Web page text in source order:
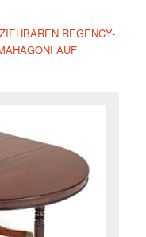
REGENCY-
AUF